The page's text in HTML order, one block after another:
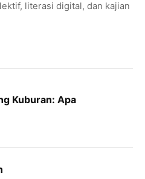
literasi digital, dan kajian
Kuburan: Apa